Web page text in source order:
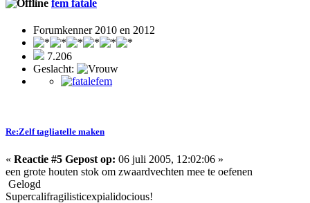
fem fatale
Forumkenner 2010 en 2012
7.206
Geslacht:
Re:Zelf tagliatelle maken
« Reactie #5 Gepost op: 06 juli 2005, 12:02:06 »
een grote houten stok om zwaardvechten mee te oefenen
Gelogd
Supercalifragilisticexpialidocious!